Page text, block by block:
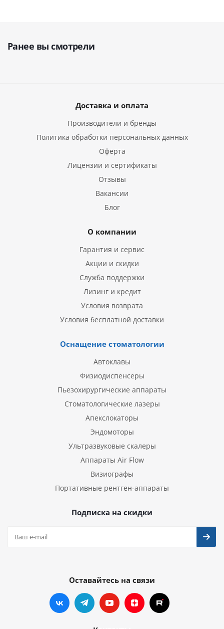
Ранее вы смотрели
Доставка и оплата
Производители и бренды
Политика обработки персональных данных
Оферта
Лицензии и сертификаты
Отзывы
Вакансии
Блог
О компании
Гарантия и сервис
Акции и скидки
Служба поддержки
Лизинг и кредит
Условия возврата
Условия бесплатной доставки
Оснащение стоматологии
Автоклавы
Физиодиспенсеры
Пьезохирургические аппараты
Стоматологические лазеры
Апекслокаторы
Эндомоторы
Ультразвуковые скалеры
Аппараты Air Flow
Визиографы
Портативные рентген-аппараты
Подписка на скидки
Оставайтесь на связи